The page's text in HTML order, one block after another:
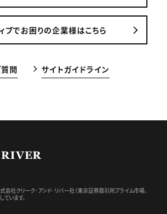
ブでお困りの企業様はこちら
問 サイトガイドライン
会社クリーク･アンド･リバー社（東京証券取引所プライム市場、
います。